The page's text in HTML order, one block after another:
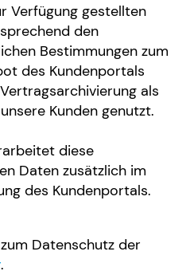
Verfügung gestellten
den
Bestimmungen zum
des Kundenportals
als
Kunden genutzt.
diese
Daten zusätzlich im
des Kundenportals.
Datenschutz der
.